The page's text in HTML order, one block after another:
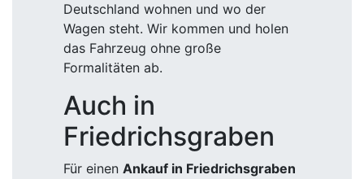
Deutschland wohnen und wo der
Wagen steht. Wir kommen und holen
das Fahrzeug ohne große
Formalitäten ab.
Auch in
Friedrichsgraben
Für einen Ankauf in Friedrichsgraben